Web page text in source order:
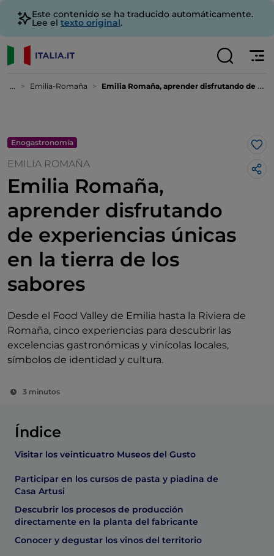
Este contenido se ha traducido automáticamente.
Lee el texto original.
... Emilia-Romaña Emilia Romaña, aprender disfrutando de experiencias únicas en la tierra de los sabores
Enogastronomía
EMILIA ROMAÑA
Emilia Romaña,
aprender disfrutando
de experiencias únicas
en la tierra de los
sabores
Desde el Food Valley de Emilia hasta la Riviera de
Romaña, cinco experiencias para descubrir las
excelencias gastronómicas y vinícolas locales,
símbolos de identidad y cultura.
3 minutos
Me
Índice
Visitar los veinticuatro Museos del Gusto
Participar en los cursos de pasta y piadina de
Casa Artusi
Descubrir los procesos de producción
directamente en la planta del fabricante
Conocer y degustar los vinos del territorio